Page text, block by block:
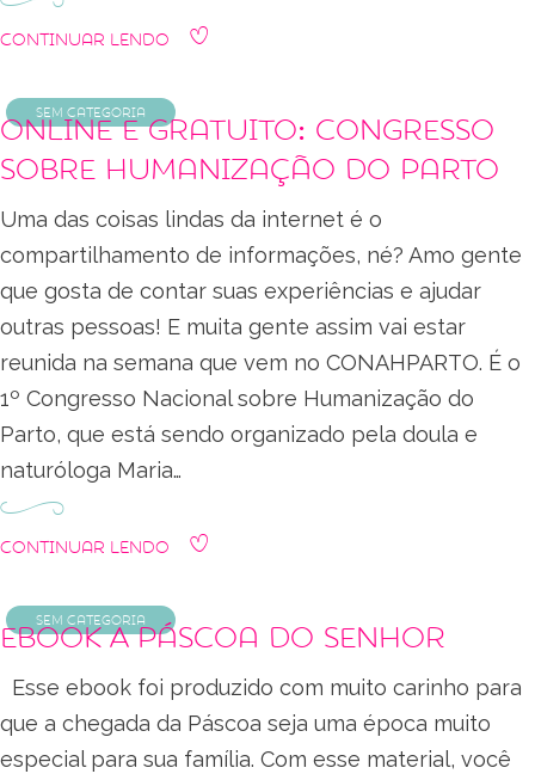
Continuar Lendo
Sem categoria
Online e gratuito: Congresso
sobre humanização do parto
Uma das coisas lindas da internet é o
compartilhamento de informações, né? Amo gente
que gosta de contar suas experiências e ajudar
outras pessoas! E muita gente assim vai estar
reunida na semana que vem no CONAHPARTO. É o
1º Congresso Nacional sobre Humanização do
Parto, que está sendo organizado pela doula e
naturóloga Maria…
Continuar Lendo
Sem categoria
Ebook A Páscoa do Senhor
Esse ebook foi produzido com muito carinho para
que a chegada da Páscoa seja uma época muito
especial para sua família. Com esse material, você